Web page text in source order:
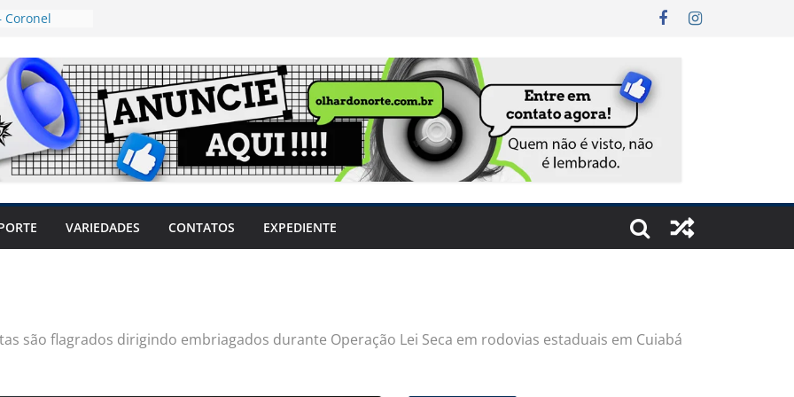
Coronel
mulheres
travar o
produtores
sem
sintomas,
VARIEDADES CONTATOS EXPEDIENTE
são flagrados dirigindo embriagados durante Operação Lei Seca em rodovias estaduais em Cuiabá